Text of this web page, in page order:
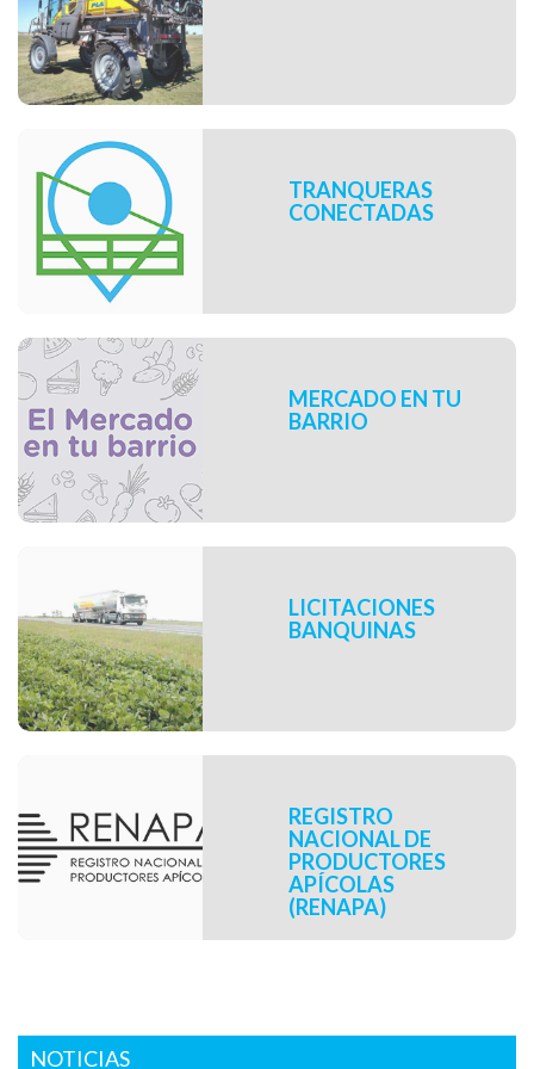
TRANQUERAS
CONECTADAS
MERCADO EN TU
BARRIO
LICITACIONES
BANQUINAS
REGISTRO
NACIONAL DE
PRODUCTORES
APÍCOLAS
(RENAPA)
NOTICIAS